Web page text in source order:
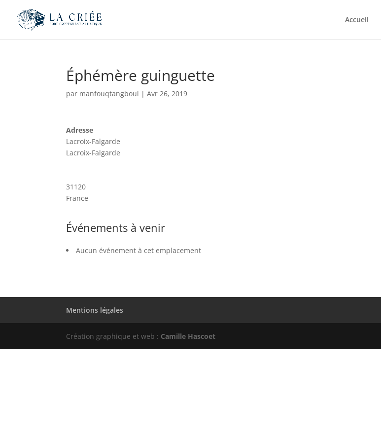
Accueil
Éphémère guinguette
par manfouqtangboul |Avr 26, 2019
Adresse
Lacroix-Falgarde
Lacroix-Falgarde
31120
France
Événements à venir
Aucun événement à cet emplacement
Mentions légales
Création graphique et web : Camille Hascoet